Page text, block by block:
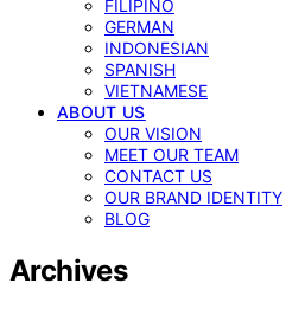
FILIPINO
GERMAN
INDONESIAN
SPANISH
VIETNAMESE
ABOUT US
OUR VISION
MEET OUR TEAM
CONTACT US
OUR BRAND IDENTITY
BLOG
Archives